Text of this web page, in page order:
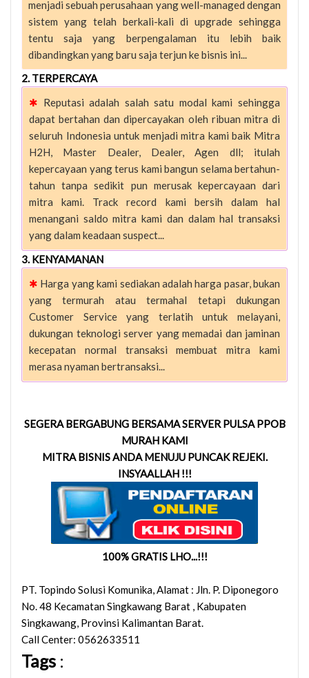
menjadi sebuah perusahaan yang well-managed dengan
sistem yang telah berkali-kali di upgrade sehingga
tentu saja yang berpengalaman itu lebih baik
dibandingkan yang baru saja terjun ke bisnis ini...
2. TERPERCAYA
✱ Reputasi adalah salah satu modal kami sehingga
dapat bertahan dan dipercayakan oleh ribuan mitra di
seluruh Indonesia untuk menjadi mitra kami baik Mitra
H2H, Master Dealer, Dealer, Agen dll; itulah
kepercayaan yang terus kami bangun selama bertahun-
tahun tanpa sedikit pun merusak kepercayaan dari
mitra kami. Track record kami bersih dalam hal
menangani saldo mitra kami dan dalam hal transaksi
yang dalam keadaan suspect...
3. KENYAMANAN
✱ Harga yang kami sediakan adalah harga pasar, bukan
yang termurah atau termahal tetapi dukungan
Customer Service yang terlatih untuk melayani,
dukungan teknologi server yang memadai dan jaminan
kecepatan normal transaksi membuat mitra kami
merasa nyaman bertransaksi...
SEGERA BERGABUNG BERSAMA SERVER PULSA PPOB
MURAH KAMI
MITRA BISNIS ANDA MENUJU PUNCAK REJEKI.
INSYAALLAH !!!
100% GRATIS LHO...!!!
PT. Topindo Solusi Komunika, Alamat : Jln. P. Diponegoro
No. 48 Kecamatan Singkawang Barat , Kabupaten
Singkawang, Provinsi Kalimantan Barat.
Call Center: 0562633511
Tags :